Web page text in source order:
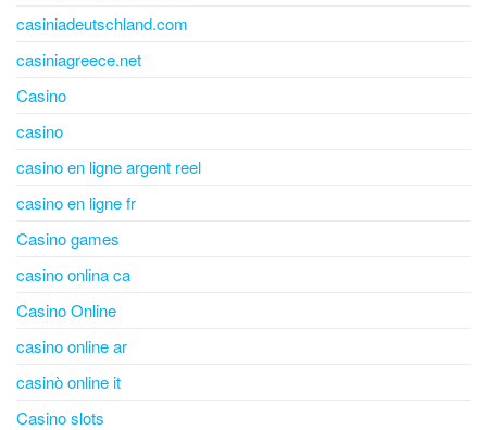
casiniadeutschland.com
casiniagreece.net
Casino
casino
casino en ligne argent reel
casino en ligne fr
Casino games
casino onlina ca
Casino Online
casino online ar
casinò online it
Casino slots